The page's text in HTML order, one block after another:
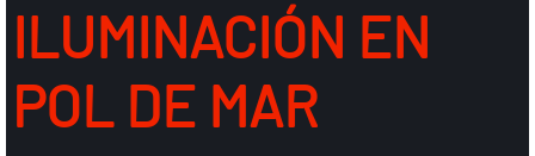
ILUMINACIÓN EN
POL DE MAR